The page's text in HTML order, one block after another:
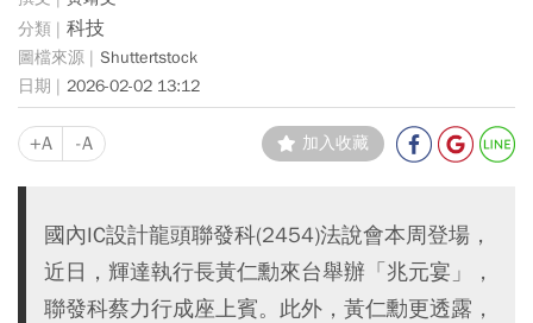
科技
Shuttertstock
2026-02-02 13:12
+A -A 加入收藏
國內IC設計龍頭聯發科(2454)法說會本周登場，
近日，輝達執行長黃仁勳來台舉辦「兆元宴」，
聯發科蔡力行成座上賓。此外，黃仁勳更透露，